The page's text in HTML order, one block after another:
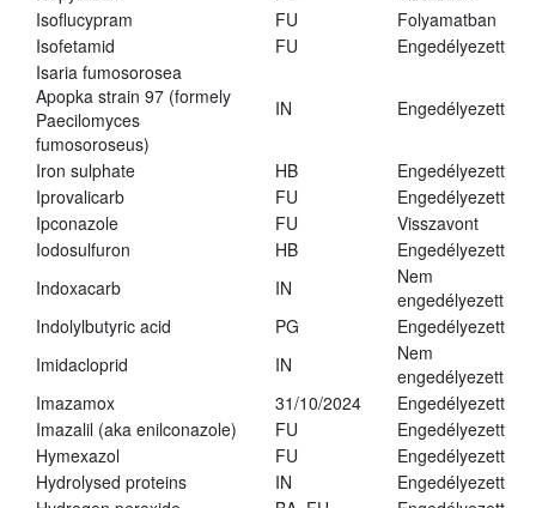
Isoflucypram
FU
Folyamatban
Isofetamid
FU
Engedélyezett
Isaria fumosorosea
Apopka strain 97 (formely
Paecilomyces
fumosoroseus)
IN Engedélyezett
Iron sulphate HB
Engedélyezett
Iprovalicarb
FU
Engedélyezett
Ipconazole
FU
Visszavont
Iodosulfuron
HB
Engedélyezett
Indoxacarb
IN
Nem
engedélyezett
Indolylbutyric acid
PG
Engedélyezett
Imidacloprid
IN
Nem
engedélyezett
Imazamox
31/10/2024
Engedélyezett
Imazalil (aka enilconazole)
FU
Engedélyezett
Hymexazol
FU
Engedélyezett
Hydrolysed proteins
IN
Engedélyezett